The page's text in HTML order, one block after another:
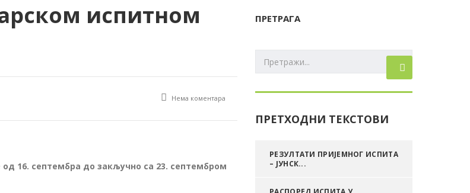
испитном
Нема коментара
од 16. септембра до закључно са 23. септембром
ПРЕТРАГА
ПРЕТХОДНИ ТЕКСТОВИ
РЕЗУЛТАТИ ПРИЈЕМНОГ ИСПИТА
– ЈУНСК...